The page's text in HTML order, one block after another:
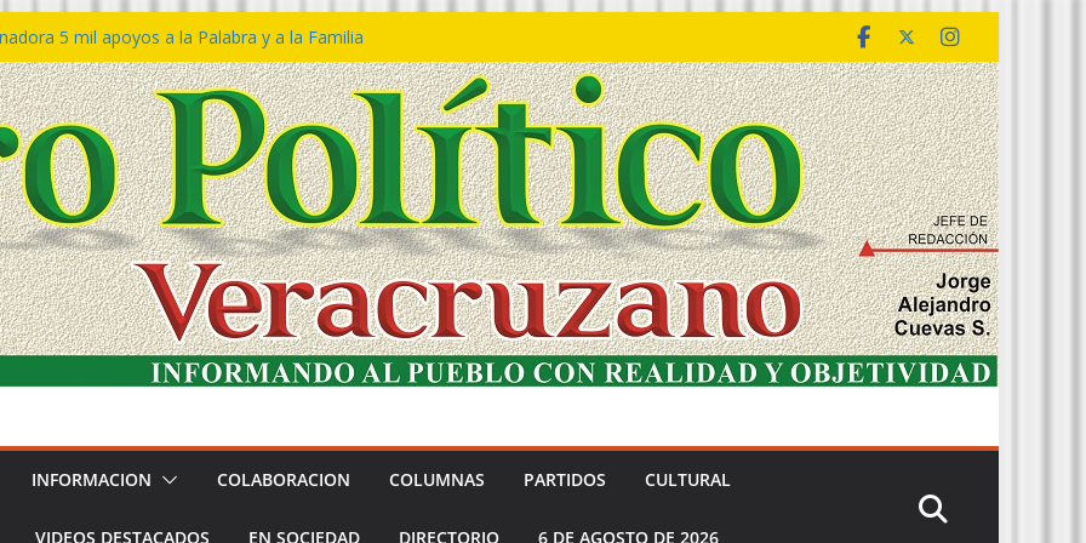
5 mil apoyos a la Palabra y a la Familia
Declaraciones de Procedencia en contra
𝙂𝙤𝙗𝙞𝙚𝙧𝙣𝙤 𝙙𝙚𝙡 𝙀𝙨𝙩𝙖𝙙𝙤 𝙖 𝙙𝙞𝙨𝙛𝙧𝙪𝙩𝙖𝙧
𝙁𝙚𝙨𝙩𝙞𝙫𝙖𝙡 𝙙𝙚𝙡 𝙈𝙖𝙧 𝙚𝙣 𝘾𝙤𝙖𝙩𝙯𝙖𝙘𝙤𝙖𝙡𝙘𝙤𝙨
de policías con vocación de servicio y
SSP
Bravo rechaza acusaciones y asegura que
solicitud de desafuero
INFORMACION COLABORACION COLUMNAS PARTIDOS CULTURAL
VIDEOS DESTACADOS EN SOCIEDAD DIRECTORIO 6 DE AGOSTO DE 2026